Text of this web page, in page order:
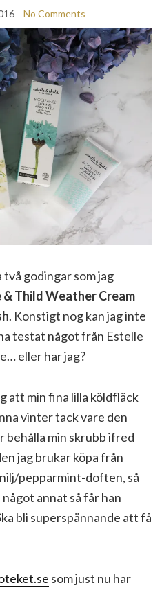
No Comments
två godingar som jag
& Thild Weather Cream
. Konstigt nog kan jag inte
testat något från Estelle
eller har jag?
att min fina lilla köldfläck
vinter tack vare den
behålla min skrubb ifred
jag brukar köpa från
pepparmint-doften, så
annat så får han
bli superspännande att få
som just nu har